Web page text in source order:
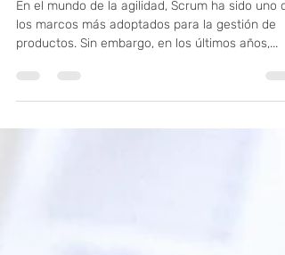
proyectos ágiles
En el mundo de la agilidad, Scrum ha sido uno
productos. Sin embargo, en los últimos años,...